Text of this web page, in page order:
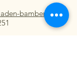
bamberg.de